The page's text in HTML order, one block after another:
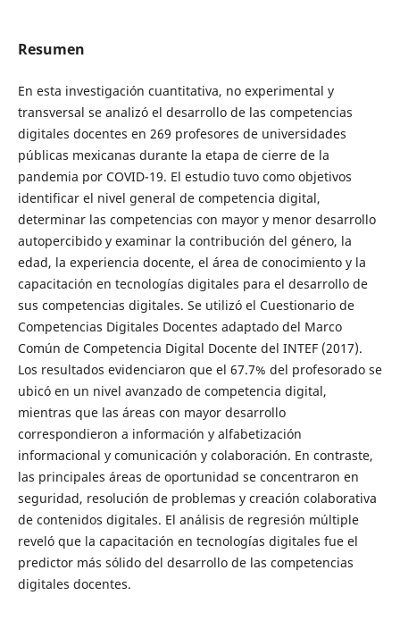
Resumen
En esta investigación cuantitativa, no experimental y
transversal se analizó el desarrollo de las competencias
digitales docentes en 269 profesores de universidades
públicas mexicanas durante la etapa de cierre de la
pandemia por COVID-19. El estudio tuvo como objetivos
identificar el nivel general de competencia digital,
determinar las competencias con mayor y menor desarrollo
autopercibido y examinar la contribución del género, la
edad, la experiencia docente, el área de conocimiento y la
capacitación en tecnologías digitales para el desarrollo de
sus competencias digitales. Se utilizó el Cuestionario de
Competencias Digitales Docentes adaptado del Marco
Común de Competencia Digital Docente del INTEF (2017).
Los resultados evidenciaron que el 67.7% del profesorado se
ubicó en un nivel avanzado de competencia digital,
mientras que las áreas con mayor desarrollo
correspondieron a información y alfabetización
informacional y comunicación y colaboración. En contraste,
las principales áreas de oportunidad se concentraron en
seguridad, resolución de problemas y creación colaborativa
de contenidos digitales. El análisis de regresión múltiple
reveló que la capacitación en tecnologías digitales fue el
predictor más sólido del desarrollo de las competencias
digitales docentes.